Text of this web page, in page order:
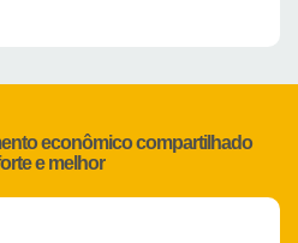
econômico compartilhado
e melhor